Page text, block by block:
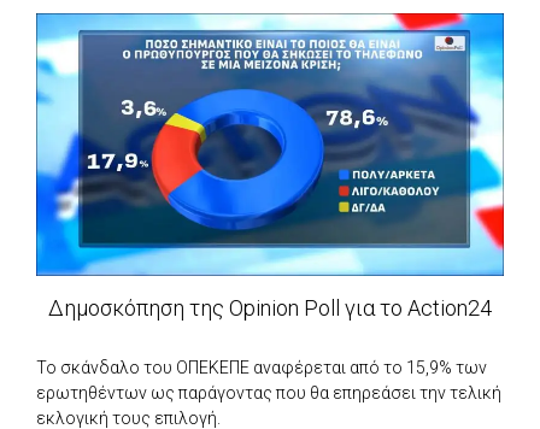
Δημοσκόπηση της Opinion Poll για το Action24
Το σκάνδαλο του ΟΠΕΚΕΠΕ αναφέρεται από το 15,9% των
ερωτηθέντων ως παράγοντας που θα επηρεάσει την τελική
εκλογική τους επιλογή.